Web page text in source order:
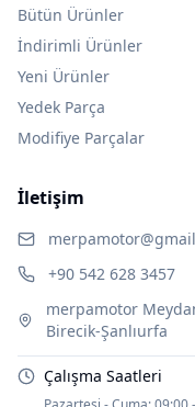
Bütün Ürünler
İndirimli Ürünler
Yeni Ürünler
Yedek Parça
Modifiye Parçalar
İletişim
+90 542 628 3457
merpamotor
Birecik-Şanlıurfa
Çalışma Saatleri